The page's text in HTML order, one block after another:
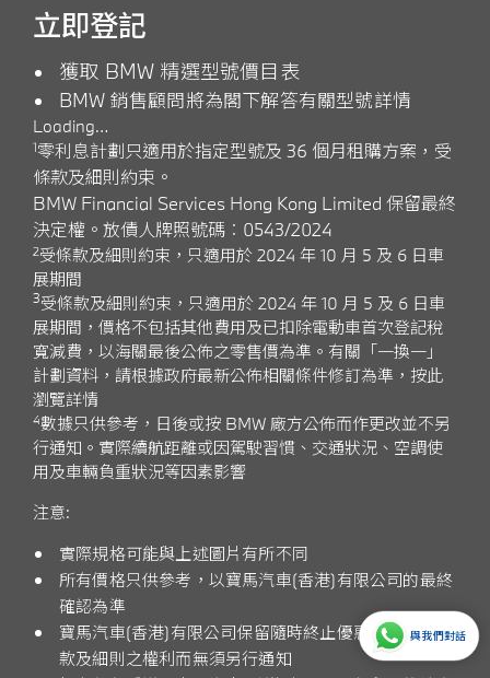
立即登記
獲取 BMW 精選型號價目表
BMW 銷售顧問將為閣下解答有關型號詳情
Loading…
1零利息計劃只適用於指定型號及 36 個月租購方案，受
條款及細則約束。
BMW Financial Services Hong Kong Limited 保留最終
決定權。放債人牌照號碼︰0543/2024
2受條款及細則約束，只適用於 2024 年 10 月 5 及 6 日車
展期間
3受條款及細則約束，只適用於 2024 年 10 月 5 及 6 日車
展期間，價格不包括其他費用及已扣除電動車首次登記稅
寬減費，以海關最後公佈之零售價為準。有關「一換一」
計劃資料，請根據政府最新公佈相關條件修訂為準， 按此
瀏覽詳情
4數據只供參考，日後或按 BMW 廠方公佈而作更改並不另
行通知。實際續航距離或因駕駛習慣、交通狀況、空調使
用及車輛負重狀況等因素影響
注意:
實際規格可能與上述圖片有所不同
所有價格只供參考，以寶馬汽車(香港)有限公司的最終
確認為準
寶馬汽車(香港)有限公司保留隨時終止優惠及修改其條
款及細則之權利而無須另行通知
與我們對話